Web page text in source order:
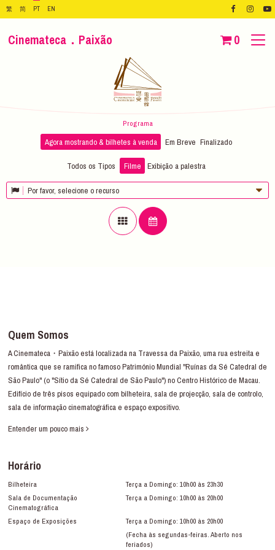
繁 简 PT EN
Cinemateca．Paixão 0
Programa
Agora mostrando & bilhetes à venda Em Breve Finalizado
Todos os Tipos Filme Exibição a palestra
Por favor, selecione o recurso
Quem Somos
A Cinemateca・Paixão está localizada na Travessa da Paixão, uma rua estreita e
romântica que se ramifica no famoso Património Mundial "Ruínas da Sé Catedral de
São Paulo" (o "Sítio da Sé Catedral de São Paulo") no Centro Histórico de Macau.
Edifício de três pisos equipado com bilheteira, sala de projecção, sala de controlo,
sala de informação cinematográfica e espaço expositivo.
Entender um pouco mais
Horário
Bilheteira
Terça a Domingo: 10h00 às 23h30
Sala de Documentação
Cinematográfica
Terça a Domingo: 10h00 às 20h00
Espaço de Exposições
Terça a Domingo: 10h00 às 20h00
(Fecha às segundas-feiras. Aberto nos
feriados)